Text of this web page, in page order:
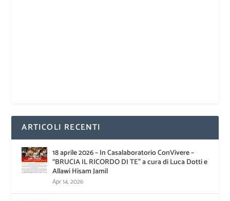
ARTICOLI RECENTI
18 aprile 2026 – In Casalaboratorio ConVivere –
“BRUCIA IL RICORDO DI TE” a cura di Luca Dotti e
Allawi Hisam Jamil
Apr 14, 2026